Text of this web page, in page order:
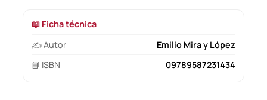
📖 Ficha técnica
✍️ Autor
Emilio Mira y López
📘 ISBN
09789587231434